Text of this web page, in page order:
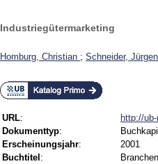
Industriegütermarketing
Homburg, Christian ; Schneider, Jürgen
URL:
http://
Dokumenttyp:
Erscheinungsjahr:
2001
Buchtitel :